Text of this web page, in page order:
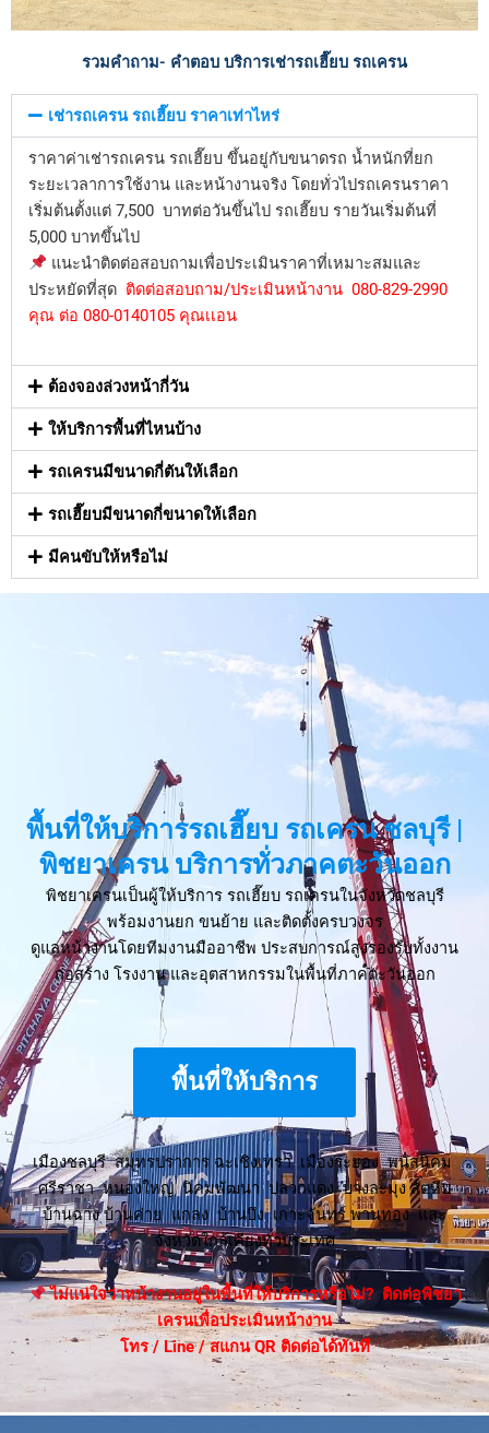
รวมคำถาม- คำตอบ บริการเช่ารถเฮี๊ยบ รถเครน
เช่ารถเครน รถเฮี๊ยบ ราคาเท่าไหร่
ราคาค่าเช่ารถเครน รถเฮี๊ยบ ขึ้นอยู่กับขนาดรถ น้ำหนักที่ยก
ระยะเวลาการใช้งาน และหน้างานจริง โดยทั่วไปรถเครนราคา
เริ่มต้นตั้งแต่ 7,500 บาทต่อวันขึ้นไป รถเฮี๊ยบ รายวันเริ่มต้นที่
5,000 บาทขึ้นไป
แนะนำติดต่อสอบถามเพื่อประเมินราคาที่เหมาะสมและ
ประหยัดที่สุด ติดต่อสอบถาม/ประเมินหน้างาน 080-829-2990
คุณ ต่อ 080-0140105 คุณเเอน
ต้องจองล่วงหน้ากี่วัน
ให้บริการพื้นที่ไหนบ้าง
รถเครนมีขนาดกี่ตันให้เลือก
รถเฮี๊ยบมีขนาดกี่ขนาดให้เลือก
มีคนขับให้หรือไม่
พื้นที่ให้บริการรถเฮี๊ยบ รถเครน ชลบุรี |
พิชยาเครน บริการทั่วภาคตะวันออก
พิชยาเครนเป็นผู้ให้บริการ รถเฮี๊ยบ รถเครนในจังหวัดชลบุรี
พร้อมงานยก ขนย้าย และติดตั้งครบวงจร
ดูแลหน้างานโดยทีมงานมืออาชีพ ประสบการณ์สูงรองรับทั้งงาน
ก่อสร้าง โรงงาน และอุตสาหกรรมในพื้นที่ภาคตะวันออก
พื้นที่ให้บริการ
เมืองชลบุรี สมุทรปราการ ฉะเชิงเทรา เมืองระยอง พนัสนิคม
ศรีราชา หนองใหญ่ นิคมพัฒนา ปลวกแดง บางละมุง สัตหีบ
บ้านฉาง บ้านค่าย แกลง บ้านบึง เกาะจันทร์ พานทอง และ
จังหวัดใกล้เคียงทั่วประเทศ
ไม่แน่ใจว่าหน้างานอยู่ในพื้นที่ให้บริการหรือไม่? ติดต่อพิชยา
เครนเพื่อประเมินหน้างาน
โทร / Line / สแกน QR ติดต่อได้ทันที